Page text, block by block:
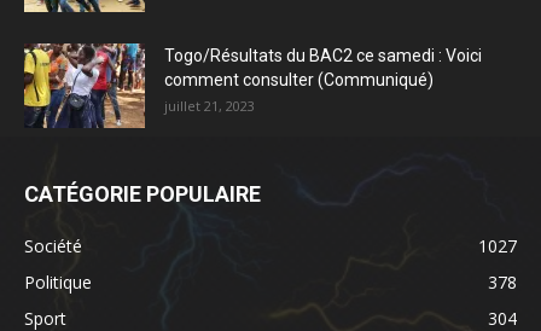
Togo/Résultats du BAC2 ce samedi : Voici
comment consulter (Communiqué)
juillet 21, 2023
CATÉGORIE POPULAIRE
Société
1027
Politique
378
Sport
304